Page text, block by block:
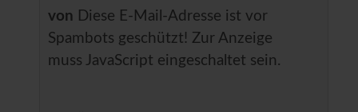
von
Diese E-Mail-Adresse ist vor
Spambots geschützt! Zur Anzeige
muss JavaScript eingeschaltet sein.